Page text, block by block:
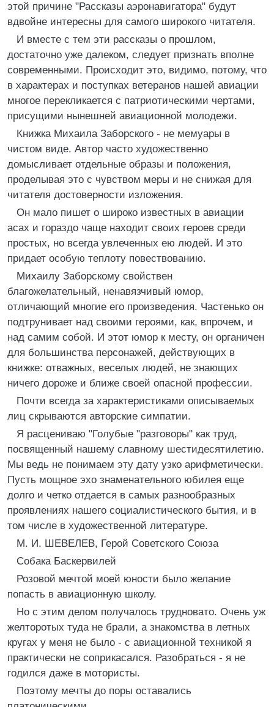
этой причине "Рассказы аэронавигатора" будут
вдвойне интересны для самого широкого читателя.
И вместе с тем эти рассказы о прошлом,
достаточно уже далеком, следует признать вполне
современными. Происходит это, видимо, потому, что
в характерах и поступках ветеранов нашей авиации
многое перекликается с патриотическими чертами,
присущими нынешней авиационной молодежи.
Книжка Михаила Заборского - не мемуары в
чистом виде. Автор часто художественно
домысливает отдельные образы и положения,
проделывая это с чувством меры и не снижая для
читателя достоверности изложения.
Он мало пишет о широко известных в авиации
асах и гораздо чаще находит своих героев среди
простых, но всегда увлеченных ею людей. И это
придает особую теплоту повествованию.
Михаилу Заборскому свойствен
благожелательный, ненавязчивый юмор,
отличающий многие его произведения. Частенько он
подтрунивает над своими героями, как, впрочем, и
над самим собой. И этот юмор к месту, он органичен
для большинства персонажей, действующих в
книжке: отважных, веселых людей, не знающих
ничего дороже и ближе своей опасной профессии.
Почти всегда за характеристиками описываемых
лиц скрываются авторские симпатии.
Я расцениваю "Голубые "разговоры" как труд,
посвященный нашему славному шестидесятилетию.
Мы ведь не понимаем эту дату узко арифметически.
Пусть мощное эхо знаменательного юбилея еще
долго и четко отдается в самых разнообразных
проявлениях нашего социалистического бытия, и в
том числе в художественной литературе.
М. И. ШЕВЕЛЕВ, Герой Советского Союза
Собака Баскервилей
Розовой мечтой моей юности было желание
попасть в авиационную школу.
Но с этим делом получалось трудновато. Очень уж
желторотых туда не брали, а знакомства в летных
кругах у меня не было - с авиационной техникой я
практически не соприкасался. Разобраться - я не
годился даже в мотористы.
Поэтому мечты до поры оставались